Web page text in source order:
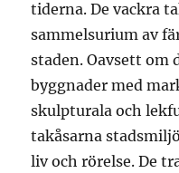
tiderna. De vackra
sammelsurium av
staden. Oavsett om
byggnader med
skulpturala och
takåsarna
liv och rörelse. De